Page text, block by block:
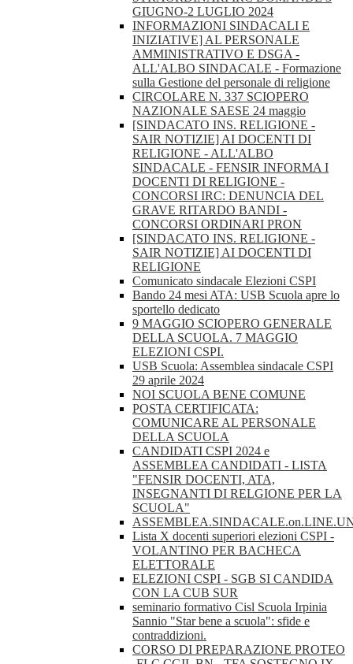
GIUGNO-2 LUGLIO 2024
INFORMAZIONI SINDACALI E
INIZIATIVE] AL PERSONALE
AMMINISTRATIVO E DSGA -
ALL'ALBO SINDACALE - Formazione
sulla Gestione del personale di religione
CIRCOLARE N. 337 SCIOPERO
NAZIONALE SAESE 24 maggio
[SINDACATO INS. RELIGIONE -
SAIR NOTIZIE] AI DOCENTI DI
RELIGIONE - ALL'ALBO
SINDACALE - FENSIR INFORMA I
DOCENTI DI RELIGIONE -
CONCORSI IRC: DENUNCIA DEL
GRAVE RITARDO BANDI -
CONCORSI ORDINARI PRON
[SINDACATO INS. RELIGIONE -
SAIR NOTIZIE] AI DOCENTI DI
RELIGIONE
Comunicato sindacale Elezioni CSPI
Bando 24 mesi ATA: USB Scuola apre lo
sportello dedicato
9 MAGGIO SCIOPERO GENERALE
DELLA SCUOLA. 7 MAGGIO
ELEZIONI CSPI.
USB Scuola: Assemblea sindacale CSPI
29 aprile 2024
NOI SCUOLA BENE COMUNE
POSTA CERTIFICATA:
COMUNICARE AL PERSONALE
DELLA SCUOLA
CANDIDATI CSPI 2024 e
ASSEMBLEA CANDIDATI - LISTA
"FENSIR DOCENTI, ATA,
INSEGNANTI DI RELGIONE PER LA
SCUOLA"
Lista X docenti superiori elezioni CSPI -
VOLANTINO PER BACHECA
ELETTORALE
ELEZIONI CSPI - SGB SI CANDIDA
CON LA CUB SUR
seminario formativo Cisl Scuola Irpinia
Sannio "Star bene a scuola": sfide e
contraddizioni.
CORSO DI PREPARAZIONE PROTEO